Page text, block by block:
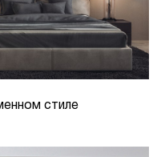
стиле